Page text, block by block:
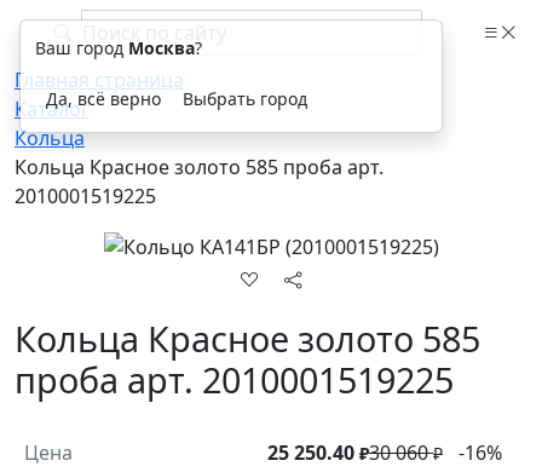
Главная страница
Каталог
Кольца
Кольца Красное золото 585 проба арт.
2010001519225
Кольца Красное золото 585
проба арт. 2010001519225
Цена 25 250.40 ₽30 060₽ -16%
Ваш город Москва?
Да, всё верно Выбрать город